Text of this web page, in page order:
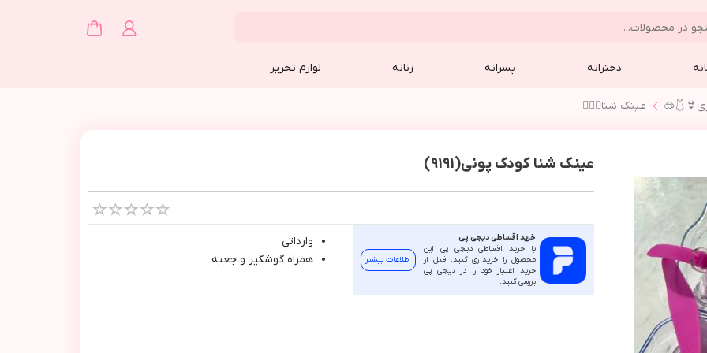
دخترانه پسرانه زنانه لوازم تحریر
عينك شنا🏊🏻‍♂️
عينک شنا کودک پوني(9191)
خرید اقساطی دیجی پی
با خرید اقساطی دیجی پی این
محصول را خریداری کنید. قبل از
خرید اعتبار خود را در دیجی پی
بررسی کنید.
اطلاعات بیشتر
وارداتي
همراه گوشگير و جعبه